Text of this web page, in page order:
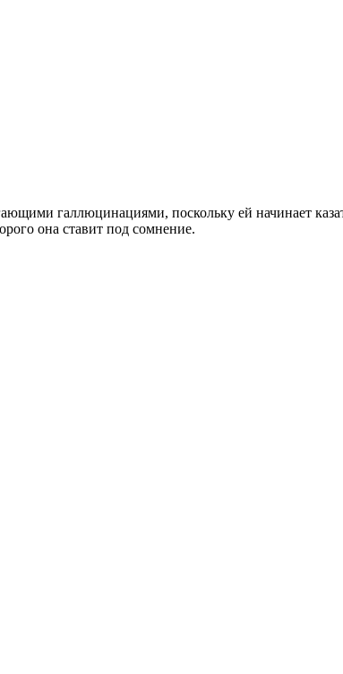
галлюцинациями, поскольку ей начинает
она ставит под сомнение.